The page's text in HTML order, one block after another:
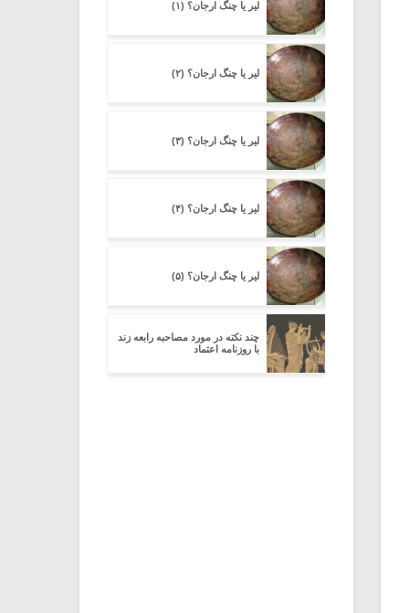
لیر یا چنگ ارجان؟ (۱)
لیر یا چنگ ارجان؟ (۲)
لیر یا چنگ ارجان؟ (۳)
لیر یا چنگ ارجان؟ (۴)
لیر یا چنگ ارجان؟ (۵)
چند نکته در مورد مصاحبه رابعه زند
با روزنامه اعتماد